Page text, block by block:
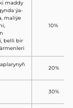
maddy
ýa-
maliýe
belli bir
10%
20%
30%